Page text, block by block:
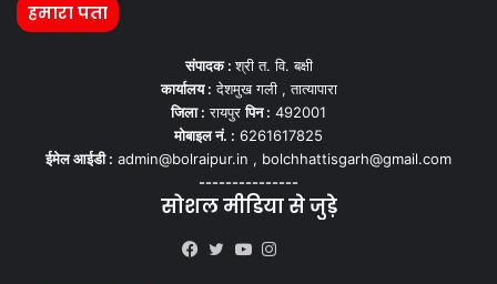
हमारा पता
संपादक :श्री त. वि. बक्षी
कार्यालय : देशमुख गली , तात्यापारा
जिला : रायपुरपिन : 492001
मोबाइल नं. : 6261617825
ईमेल आईडी : admin@bolraipur.in , bolchhattisgarh@gmail.com
---------------
सोशल मीडिया से जुड़े